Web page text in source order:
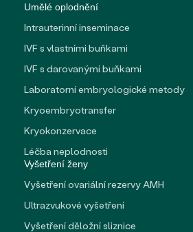
Umělé oplodnění
Intrauterinní inseminace
IVF s vlastními buňkami
IVF s darovanými buňkami
Laboratorní embryologické metody
Kryoembryotransfer
Kryokonzervace
Léčba neplodnosti
Vyšetření ženy
Vyšetření ovariální rezervy AMH
Ultrazvukové vyšetření
Vyšetření děložní sliznice